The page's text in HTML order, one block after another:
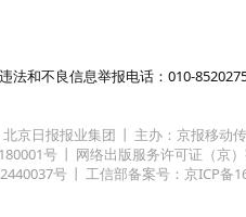
违法和不良信息举报电话：010-
京日报报业集团 主办：京报移动
号
网络出版服务许可证（京
号
工信部备案号：京ICP备